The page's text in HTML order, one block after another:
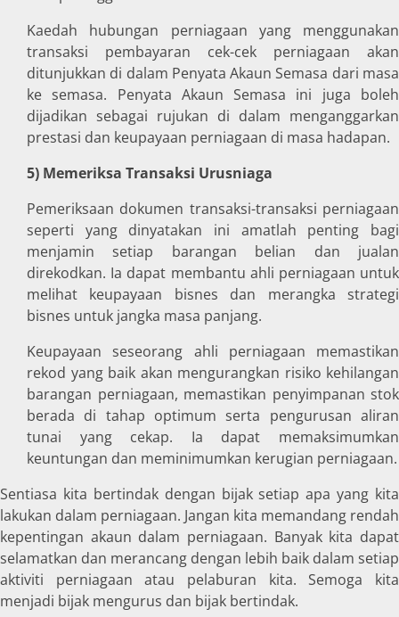
Kaedah hubungan perniagaan yang menggunakan
transaksi pembayaran cek-cek perniagaan akan
ditunjukkan di dalam Penyata Akaun Semasa dari masa
ke semasa. Penyata Akaun Semasa ini juga boleh
dijadikan sebagai rujukan di dalam menganggarkan
prestasi dan keupayaan perniagaan di masa hadapan.
5) Memeriksa Transaksi Urusniaga
Pemeriksaan dokumen transaksi-transaksi perniagaan
seperti yang dinyatakan ini amatlah penting bagi
menjamin setiap barangan belian dan jualan
direkodkan. Ia dapat membantu ahli perniagaan untuk
melihat keupayaan bisnes dan merangka strategi
bisnes untuk jangka masa panjang.
Keupayaan seseorang ahli perniagaan memastikan
rekod yang baik akan mengurangkan risiko kehilangan
barangan perniagaan, memastikan penyimpanan stok
berada di tahap optimum serta pengurusan aliran
tunai yang cekap. Ia dapat memaksimumkan
keuntungan dan meminimumkan kerugian perniagaan.
Sentiasa kita bertindak dengan bijak setiap apa yang kita
lakukan dalam perniagaan. Jangan kita memandang rendah
kepentingan akaun dalam perniagaan. Banyak kita dapat
selamatkan dan merancang dengan lebih baik dalam setiap
aktiviti perniagaan atau pelaburan kita. Semoga kita
menjadi bijak mengurus dan bijak bertindak.